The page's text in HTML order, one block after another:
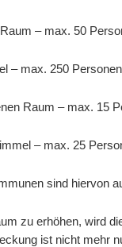
– max. 50
– max. 250 Personen
Raum – max. 15
– max. 25
sind hiervon
zu erhöhen, wird
ist nicht mehr